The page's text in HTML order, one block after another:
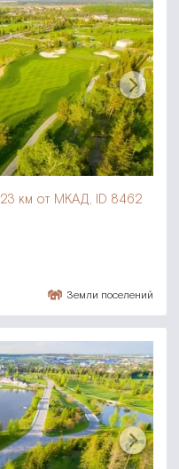
23 км от МКАД, ID 8462
Земли поселений